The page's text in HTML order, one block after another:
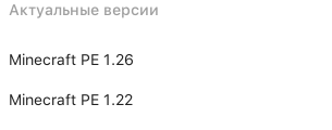
Актуальные версии
Minecraft PE 1.26
Minecraft PE 1.22